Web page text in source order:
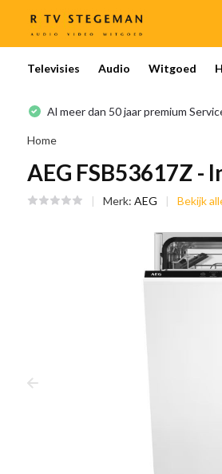
Televisies Audio Witgoed
Al meer dan 50 jaar premium
Home
AEG FSB53617Z -
Merk: AEG Bekijk